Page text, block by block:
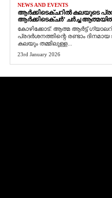
NEWS AND EVENTS
ആർക്കിടെക്ചറിൽ കലയുടെ
ആർക്കിടെക്ചർ’ ചർച്ച
​കോഴിക്കോട്: ആത്മ ആർട്ട്
പ്രദർശനത്തിന്റെ രണ്ടാം
കലയും തമ്മിലുള്ള...
23rd January 2026